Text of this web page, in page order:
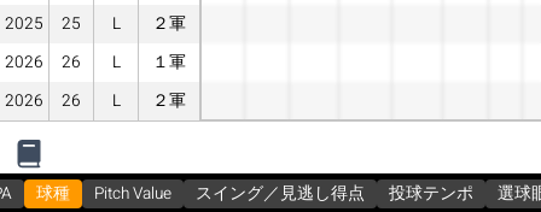
2025
25 L
２軍
2026
26 L
１軍
2026
26 L ２軍
球種 Pitch Value スイング／見逃し得点 投球テンポ 選球